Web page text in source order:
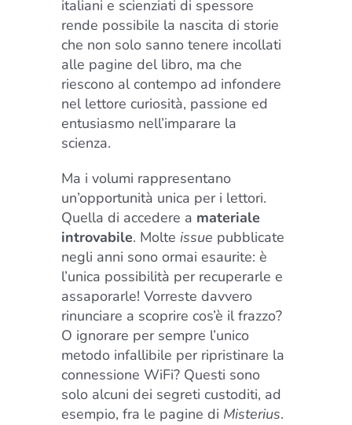
italiani e scienziati di spessore
rende possibile la nascita di storie
che non solo sanno tenere incollati
alle pagine del libro, ma che
riescono al contempo ad infondere
nel lettore curiosità, passione ed
entusiasmo nell’imparare la
scienza.
Ma i volumi rappresentano
un’opportunità unica per i lettori.
Quella di accedere a materiale
introvabile. Molte issue pubblicate
negli anni sono ormai esaurite: è
l’unica possibilità per recuperarle e
assaporarle! Vorreste davvero
rinunciare a scoprire cos’è il frazzo?
O ignorare per sempre l’unico
metodo infallibile per ripristinare la
connessione WiFi? Questi sono
solo alcuni dei segreti custoditi, ad
esempio, fra le pagine di Misterius.